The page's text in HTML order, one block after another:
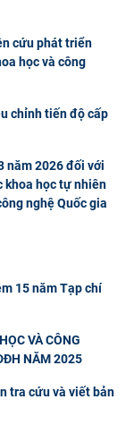
cứu phát triển
học và công
chỉnh tiến độ cấp
năm 2026 đối với
khoa học tự nhiên
nghệ Quốc gia
15 năm Tạp chí
VÀ CÔNG
NĂM 2025
tra cứu và viết bản